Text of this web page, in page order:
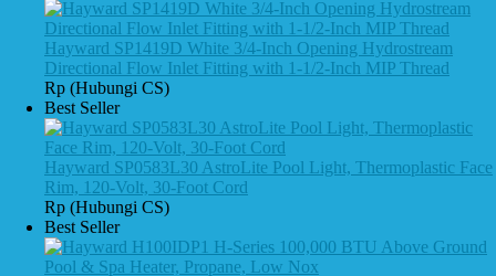
Hayward SP1419D White 3/4-Inch Opening Hydrostream
Directional Flow Inlet Fitting with 1-1/2-Inch MIP Thread
Rp (Hubungi CS)
Best Seller
Hayward SP0583L30 AstroLite Pool Light, Thermoplastic Face
Rim, 120-Volt, 30-Foot Cord
Rp (Hubungi CS)
Best Seller